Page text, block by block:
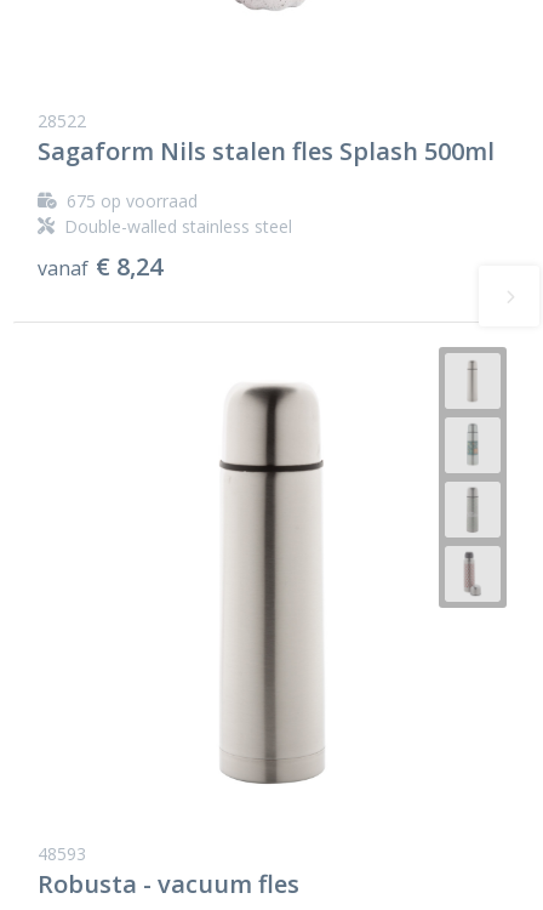
28522
Sagaform Nils stalen fles Splash 500ml
675 op voorraad
Double-walled stainless steel
vanaf € 8,24
48593
Robusta - vacuum fles